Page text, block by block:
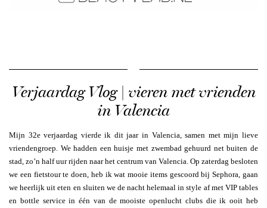
Verjaardag Vlog | vieren met vrienden
in Valencia
Mijn 32e verjaardag vierde ik dit jaar in Valencia, samen met mijn lieve
vriendengroep. We hadden een huisje met zwembad gehuurd net buiten de
stad, zo’n half uur rijden naar het centrum van Valencia. Op zaterdag besloten
we een fietstour te doen, heb ik wat mooie items gescoord bij Sephora, gaan
we heerlijk uit eten en sluiten we de nacht helemaal in style af met VIP tables
en bottle service in één van de mooiste openlucht clubs die ik ooit heb